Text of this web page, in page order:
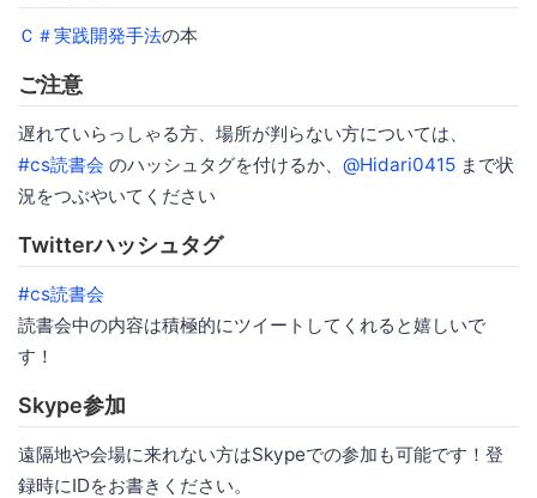
Ｃ＃実践開発手法の本
ご注意
遅れていらっしゃる方、場所が判らない方については、
#cs読書会 のハッシュタグを付けるか、 @Hidari0415 まで状
況をつぶやいてください
Twitterハッシュタグ
#cs読書会
読書会中の内容は積極的にツイートしてくれると嬉しいで
す！
Skype参加
遠隔地や会場に来れない方はSkypeでの参加も可能です！登
録時にIDをお書きください。